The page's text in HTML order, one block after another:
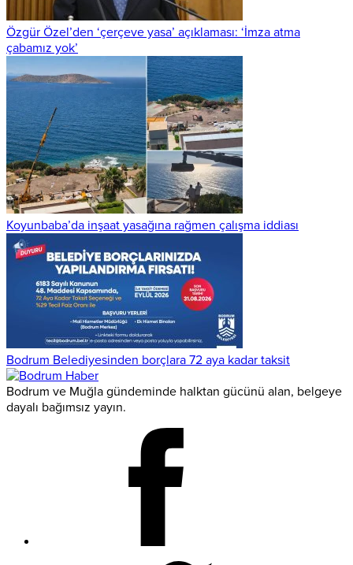
Özgür Özel’den ‘çerçeve yasa’ açıklaması: ‘İmza atma
çabamız yok’
Koyunbaba’da inşaat yasağına rağmen çalışma iddiası
Bodrum Belediyesinden borçlara 72 aya kadar taksit
Bodrum ve Muğla gündeminde halktan gücünü alan, belgeye
dayalı bağımsız yayın.